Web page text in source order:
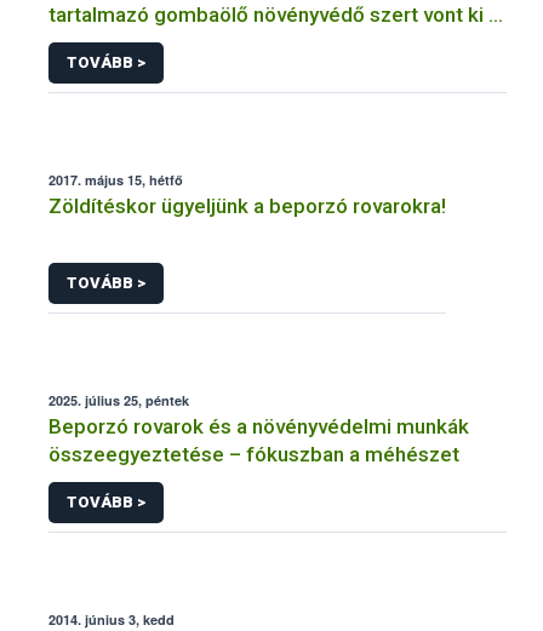
tartalmazó gombaölő növényvédő szert vont ki a
forgalomból a NÉBIH
TOVÁBB >
2017. május 15, hétfő
Zöldítéskor ügyeljünk a beporzó rovarokra!
TOVÁBB >
2025. július 25, péntek
Beporzó rovarok és a növényvédelmi munkák
összeegyeztetése – fókuszban a méhészet
TOVÁBB >
2014. június 3, kedd